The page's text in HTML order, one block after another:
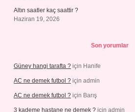
Altın saatler kaç saattir ?
Haziran 19, 2026
Son yorumlar
Güney hangi tarafta ? için Hanife
AC ne demek futbol ? için admin
AC ne demek futbol ? için Barış
3 kademe hastane ne demek ? için admin